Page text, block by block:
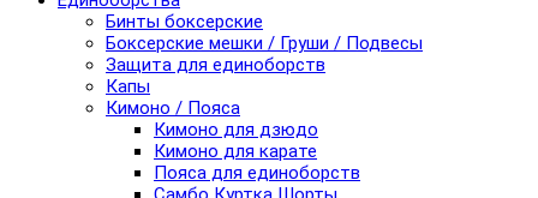
Бинты боксерские
Боксерские мешки / Груши / Подвесы
Защита для единоборств
Капы
Кимоно / Пояса
Кимоно для дзюдо
Кимоно для карате
Пояса для единоборств